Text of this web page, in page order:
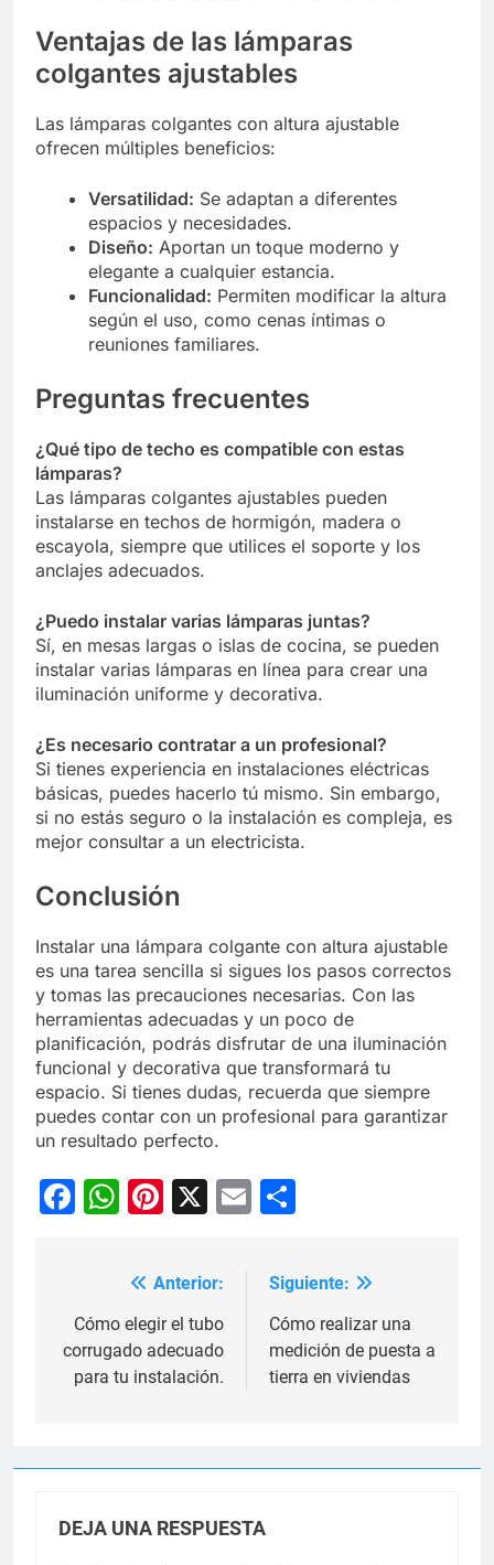
Ventajas de las lámparas
colgantes ajustables
Las lámparas colgantes con altura ajustable
ofrecen múltiples beneficios:
Versatilidad: Se adaptan a diferentes
espacios y necesidades.
Diseño: Aportan un toque moderno y
elegante a cualquier estancia.
Funcionalidad: Permiten modificar la altura
según el uso, como cenas íntimas o
reuniones familiares.
Preguntas frecuentes
¿Qué tipo de techo es compatible con estas
lámparas?
Las lámparas colgantes ajustables pueden
instalarse en techos de hormigón, madera o
escayola, siempre que utilices el soporte y los
anclajes adecuados.
¿Puedo instalar varias lámparas juntas?
Sí, en mesas largas o islas de cocina, se pueden
instalar varias lámparas en línea para crear una
iluminación uniforme y decorativa.
¿Es necesario contratar a un profesional?
Si tienes experiencia en instalaciones eléctricas
básicas, puedes hacerlo tú mismo. Sin embargo,
si no estás seguro o la instalación es compleja, es
mejor consultar a un electricista.
Conclusión
Instalar una lámpara colgante con altura ajustable
es una tarea sencilla si sigues los pasos correctos
y tomas las precauciones necesarias. Con las
herramientas adecuadas y un poco de
planificación, podrás disfrutar de una iluminación
funcional y decorativa que transformará tu
espacio. Si tienes dudas, recuerda que siempre
puedes contar con un profesional para garantizar
un resultado perfecto.
Facebook
WhatsApp
Pinterest
X Email
Navegación
de
entradas
Anterior:
Cómo elegir el tubo
corrugado adecuado
para tu instalación.
Siguiente:
Cómo realizar una
medición de puesta a
tierra en viviendas
DEJA UNA RESPUESTA